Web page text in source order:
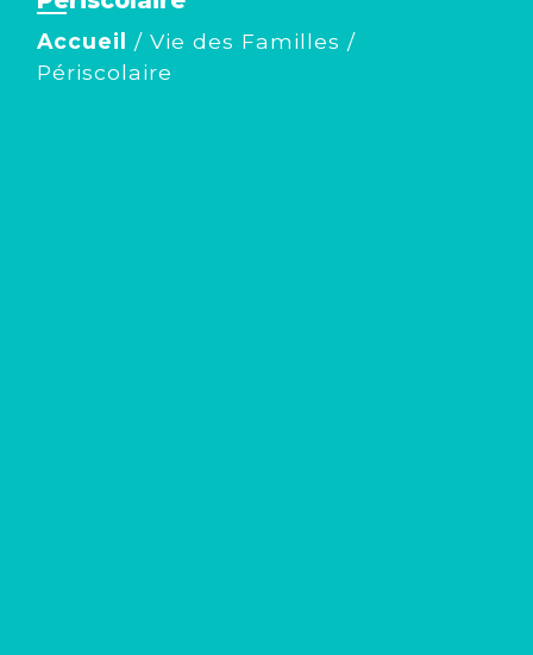
Accueil / Vie des Familles /
Périscolaire